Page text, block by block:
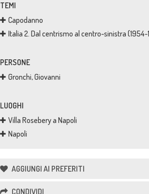
TEMI
Capodanno
Italia 2. Dal centrismo al centro-sinistra (1954-
PERSONE
Gronchi, Giovanni
LUOGHI
Villa Rosebery a Napoli
Napoli
AGGIUNGI AI PREFERITI
CONDIVIDI